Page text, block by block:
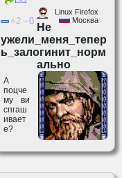
Linux Firefox
Москва
2 0
Не
ужели_меня_тепер
ь_залогинит_норм
ально
А
поцче
му ви
спгаш
ивает
е?